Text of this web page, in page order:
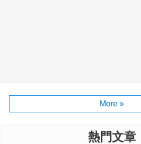
More »
熱門文章